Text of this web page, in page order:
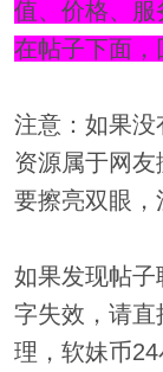
值、价格、
在帖子下面，
注意：如果
资源属于网
要擦亮双眼，
如果发现帖子
字失效，请直
理，软妹币24